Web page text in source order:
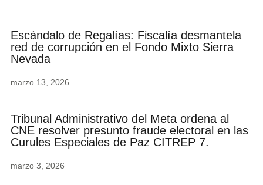
Escándalo de Regalías: Fiscalía desmantela
red de corrupción en el Fondo Mixto Sierra
Nevada
marzo 13, 2026
Tribunal Administrativo del Meta ordena al
CNE resolver presunto fraude electoral en las
Curules Especiales de Paz CITREP 7.
marzo 3, 2026